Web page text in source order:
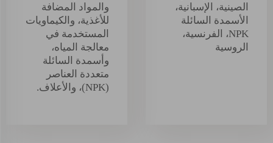
الصينية، الإسبانية،
الأسمدة السائلة
NPK، الفرنسية،
الروسية
والمواد المضافة
للأغذية، والكيماويات
المستخدمة في
معالجة المياه،
وأسمدة السائلة
متعددة العناصر
(NPK)، والأعلاف.